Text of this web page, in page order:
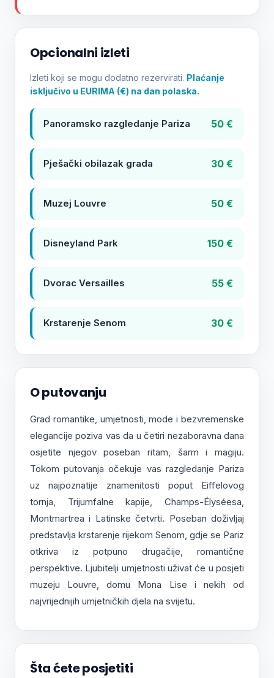
Opcionalni izleti
Izleti koji se mogu dodatno rezervirati. Plaćanje
isključivo u EURIMA (€) na dan polaska.
Panoramsko razgledanje Pariza 50 €
Pješački obilazak grada 30 €
Muzej Louvre 50 €
Disneyland Park 150 €
Dvorac Versailles 55 €
Krstarenje Senom 30 €
O putovanju
Grad romantike, umjetnosti, mode i bezvremenske
elegancije poziva vas da u četiri nezaboravna dana
osjetite njegov poseban ritam, šarm i magiju.
Tokom putovanja očekuje vas razgledanje Pariza
uz najpoznatije znamenitosti poput Eiffelovog
tornja, Trijumfalne kapije, Champs-Élyséesa,
Montmartrea i Latinske četvrti. Poseban doživljaj
predstavlja krstarenje rijekom Senom, gdje se Pariz
otkriva iz potpuno drugačije, romantične
perspektive. Ljubitelji umjetnosti uživat će u posjeti
muzeju Louvre, domu Mona Lise i nekih od
najvrijednijih umjetničkih djela na svijetu.
Šta ćete posjetiti